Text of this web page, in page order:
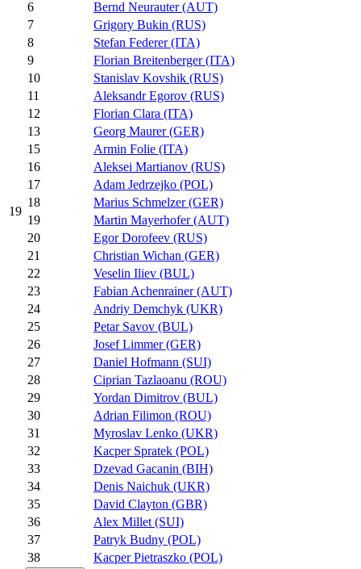
19
6
Bernd Neurauter (AUT)
7
Grigory Bukin (RUS)
8
Stefan Federer (ITA)
9
Florian Breitenberger (ITA)
10
Stanislav Kovshik (RUS)
11
Aleksandr Egorov (RUS)
12
Florian Clara (ITA)
13
Georg Maurer (GER)
15
Armin Folie (ITA)
16
Aleksei Martianov (RUS)
17
Adam Jedrzejko (POL)
18
Marius Schmelzer (GER)
19
Martin Mayerhofer (AUT)
20
Egor Dorofeev (RUS)
21
Christian Wichan (GER)
22
Veselin Iliev (BUL)
23
Fabian Achenrainer (AUT)
24
Andriy Demchyk (UKR)
25
Petar Savov (BUL)
26
Josef Limmer (GER)
27
Daniel Hofmann (SUI)
28
Ciprian Tazlaoanu (ROU)
29
Yordan Dimitrov (BUL)
30
Adrian Filimon (ROU)
31
Myroslav Lenko (UKR)
32
Kacper Spratek (POL)
33
Dzevad Gacanin (BIH)
34
Denis Naichuk (UKR)
35
David Clayton (GBR)
36
Alex Millet (SUI)
37
Patryk Budny (POL)
38
Kacper Pietraszko (POL)